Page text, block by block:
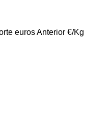
Anterior €/Kg